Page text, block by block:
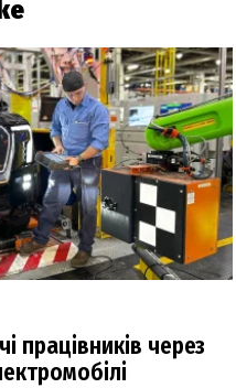
працівників через